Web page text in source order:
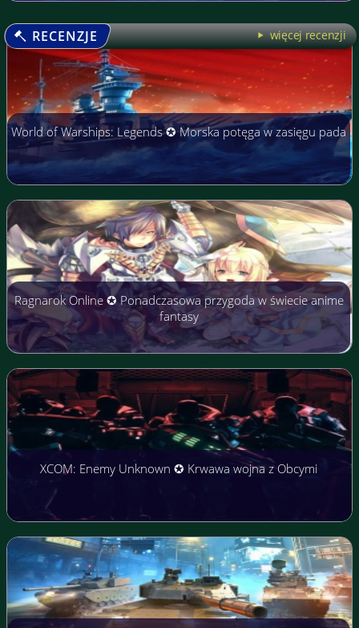
RECENZJE więcej recenzji
World of Warships: Legends ✪ Morska potęga w zasięgu pada
Ragnarok Online ✪ Ponadczasowa przygoda w świecie anime
fantasy
XCOM: Enemy Unknown ✪ Krwawa wojna z Obcymi